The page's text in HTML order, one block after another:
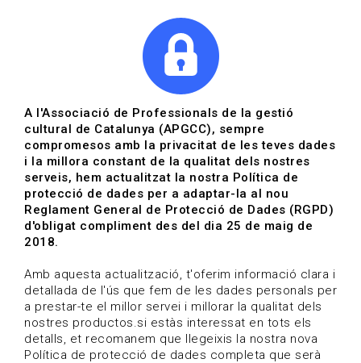
Actualitza't
Vols estar al dia?
HOME / BLOG
Estigues al dia
Convocatòries, activitats i notícies del sector de la
cultura.
A l'Associació de Professionals de la gestió
cultural de Catalunya (APGCC), sempre
compromesos amb la privacitat de les teves dades
i la millora constant de la qualitat dels nostres
serveis, hem actualitzat la nostra Política de
protecció de dades per a adaptar-la al nou
Reglament General de Protecció de Dades (RGPD)
d'obligat compliment des del dia 25 de maig de
2018.
Amb aquesta actualització, t'oferim informació clara i
detallada de l'ús que fem de les dades personals per
a prestar-te el millor servei i millorar la qualitat dels
nostres productos.si estàs interessat en tots els
detalls, et recomanem que llegeixis la nostra nova
Política de protecció de dades completa que serà